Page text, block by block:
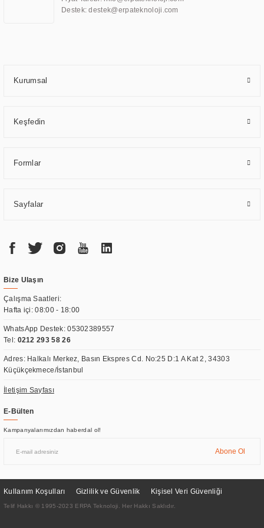
uzmanlık alanları arasında yer almaktadır. ERPA Teknoloji, uluslararası
Destek: destek@erpateknoloji.com
Kurumsal
Keşfedin
Formlar
Sayfalar
Bize Ulaşın
Çalışma Saatleri:
Hafta içi: 08:00 - 18:00
WhatsApp Destek:05302389557
Tel: 0212 293 58 26
Adres: Halkalı Merkez, Basın Ekspres Cd. No:25 D:1 A Kat 2, 34303
Küçükçekmece/İstanbul
İletişim Sayfası
E-Bülten
Kampanyalarımızdan haberdal ol!
Abone Ol
Kullanım Koşulları Gizlilik ve Güvenlik Kişisel Veri Güvenliği
Telif Hakkı © 1995-2023 ERPA Teknoloji. Her Hakkı Saklıdır.